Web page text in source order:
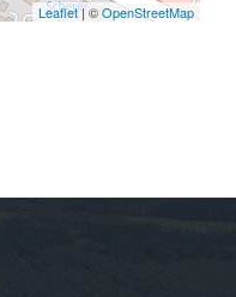
Leaflet| ©OpenStreetMap